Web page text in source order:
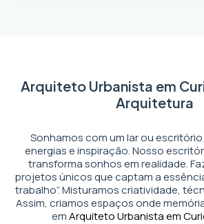
Arquiteto Urbanista em
Arquitetura
Sonhamos com um lar ou
energias e inspiração. Nosso
transforma sonhos em realidade.
projetos únicos que captam a essência
trabalho”. Misturamos criatividade,
Assim, criamos espaços onde
emArquiteto Urbanista em